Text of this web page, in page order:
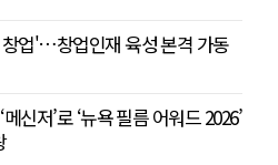
업'…창업인재 육성 본격 가동
신저’로 ‘뉴욕 필름 어워드 2026’